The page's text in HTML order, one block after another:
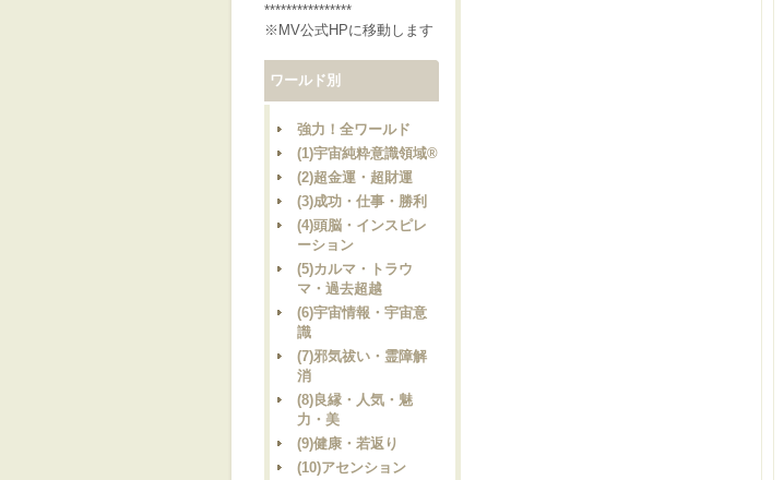
****************
※MV公式HPに移動します
ワールド別
強力！全ワールド
(1)宇宙純粋意識領域®
(2)超金運・超財運
(3)成功・仕事・勝利
(4)頭脳・インスピレ
ーション
(5)カルマ・トラウ
マ・過去超越
(6)宇宙情報・宇宙意
識
(7)邪気祓い・霊障解
消
(8)良縁・人気・魅
力・美
(9)健康・若返り
(10)アセンション